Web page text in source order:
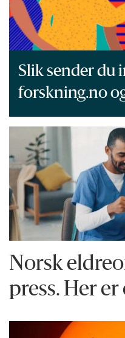
Slik sender du
forskning.no
Norsk
press. Her